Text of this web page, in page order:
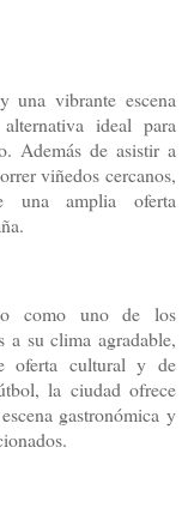
una vibrante escena
ideal para
Además de asistir a
viñedos cercanos,
una amplia oferta
como uno de los
a su clima agradable,
oferta cultural y de
la ciudad ofrece
gastronómica y